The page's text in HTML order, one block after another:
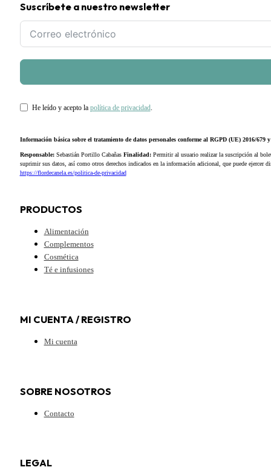
Suscríbete a nuestro newsletter
He leído y acepto la política de privacidad.
Información básica sobre el tratamiento de datos personales conforme al RGPD (UE) 2016/679
Responsable:Sebastián Portillo Cabañas Finalidad:Permitir al usuario realizar la suscripción al
suprimir sus datos, así como otros derechos indicados en la información adicional, que puede
https://flordecanela.es/politica-de-privacidad
PRODUCTOS
Alimentación
Complementos
Cosmética
Té e infusiones
MI CUENTA / REGISTRO
Mi cuenta
SOBRE NOSOTROS
Contacto
LEGAL